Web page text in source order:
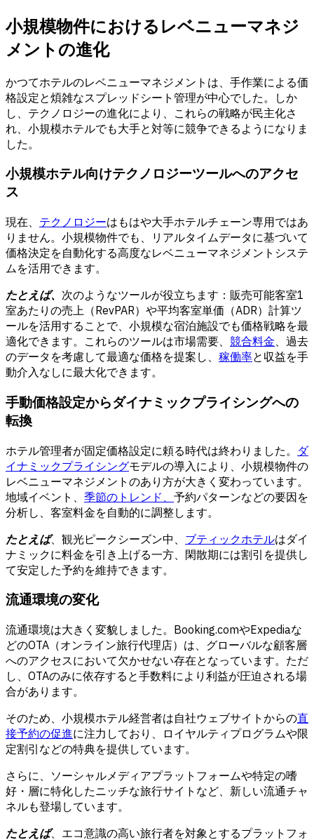
小規模物件におけるレベニューマネジ
メントの進化
かつてホテルのレベニューマネジメント は、手作業による価
格設定と煩雑なスプレッドシート管理が中心でした。しか
し、テクノロジーの進化により、これらの戦略が民主化さ
れ、小規模ホテルでも大手と対等に競争できるようになりま
した。
小規模ホテル向けテクノロジーツールへのアクセ
ス
現在、 テクノロジーはもはや大手ホテルチェーン専用ではあ
りません。小規模物件でも、リアルタイムデータに基づいて
価格決定を自動化する高度なレベニューマネジメントシステ
ムを活用できます。
たとえば、 次のようなツールが役立ちます： 販売可能客室1
室あたりの売上（RevPAR） や平均客室単価（ADR） 計算ツ
ールを活用することで、小規模な宿泊施設でも価格戦略を最
適化できます。これらのツールは市場需要、 競合料金、過去
のデータを考慮して最適な価格を提案し、 稼働率と収益を手
動介入なしに最大化できます。
手動価格設定からダイナミックプライシングへの
転換
ホテル管理者が固定価格設定に頼る時代は終わりました。 ダ
イナミックプライシングモデルの導入により、小規模物件の
レベニューマネジメントのあり方が大きく変わっています。
地域イベント、 季節のトレンド、 予約パターンなどの要因を
分析し、客室料金を自動的に調整します。
たとえば、観光ピークシーズン中、 ブティックホテルはダイ
ナミックに料金を引き上げる一方、閑散期には割引を提供し
て安定した予約を維持できます。
流通環境の変化
流通環境は大きく変貌しました。Booking.comやExpediaな
どのOTA（オンライン旅行代理店）は、グローバルな顧客層
へのアクセスにおいて欠かせない存在となっています。ただ
し、OTAのみに依存すると手数料により利益が圧迫される場
合があります。
そのため、小規模ホテル経営者は自社ウェブサイトからの直
接予約の促進に注力しており、ロイヤルティプログラムや限
定割引などの特典を提供しています。
さらに、ソーシャルメディアプラットフォームや特定の嗜
好・層に特化したニッチな旅行サイトなど、新しい流通チャ
ネルも登場しています。
たとえば、エコ意識の高い旅行者を対象とするプラットフォ